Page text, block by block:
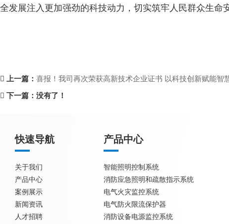
全发展注入更加强劲的科技动力，切实筑牢人民群众生命
上一篇： 喜报！我司再次荣获高新技术企业证书 以科技创新赋能智
下一篇：没有了！
快速导航
关于我们
产品中心
案例展示
新闻资讯
人才招聘
产品中心
智能照明控制系统
消防应急照明和疏散指示系统
电气火灾监控系统
电气防火限流保护器
消防设备电源监控系统